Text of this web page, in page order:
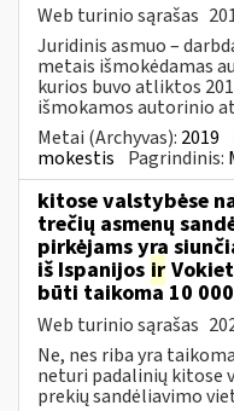
Web turinio sąrašas
Juridinis asmuo –
metais išmokėdamas
kurios buvo atliktos
išmokamos autorinio
Metai (Archyvas): 2019
mokestis Pagrindinis:
kitose valstybėse
trečių asmenų
pirkėjams yra
iš Ispanijos ir
būti taikoma 10
Web turinio sąrašas
Ne, nes riba yra
neturi padalinių kitose
prekių sandėliavimo